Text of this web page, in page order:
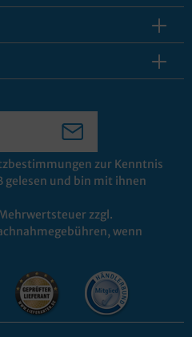
zur Kenntnis
gelesen und bin mit ihnen
zzgl.
wenn